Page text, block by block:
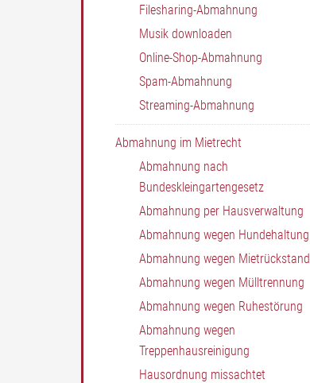
Filesharing-Abmahnung
Musik downloaden
Online-Shop-Abmahnung
Spam-Abmahnung
Streaming-Abmahnung
Abmahnung im Mietrecht
Abmahnung nach
Bundeskleingartengesetz
Abmahnung per Hausverwaltung
Abmahnung wegen Hundehaltung
Abmahnung wegen Mietrückstand
Abmahnung wegen Mülltrennung
Abmahnung wegen Ruhestörung
Abmahnung wegen
Treppenhausreinigung
Hausordnung missachtet